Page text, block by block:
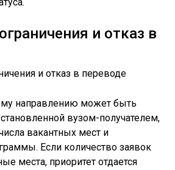
и отказ в
направлению может быть
вузом-получателем,
вакантных мест и
Если количество заявок
места, приоритет отдается